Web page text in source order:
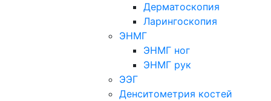
Дерматоскопия
Ларингоскопия
ЭНМГ
ЭНМГ ног
ЭНМГ рук
ЭЭГ
Денситометрия костей